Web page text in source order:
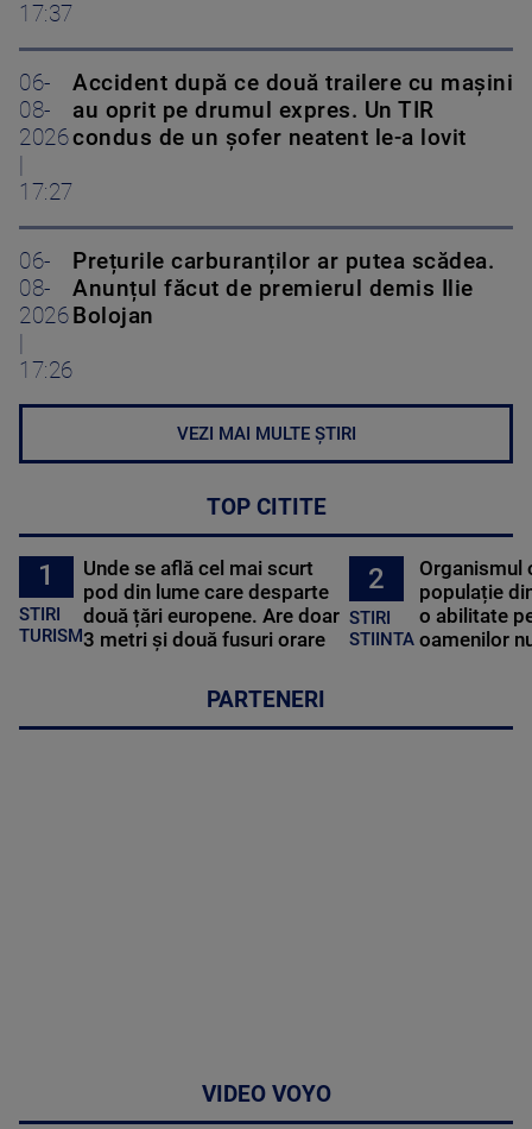
17:37
06-
08-
2026
17:27
Accident după ce două trailere cu mașini
au oprit pe drumul expres. Un TIR
condus de un șofer neatent le-a lovit
06-
08-
2026
17:26
Prețurile carburanților ar putea scădea.
Anunțul făcut de premierul demis Ilie
Bolojan
VEZI MAI MULTE ȘTIRI
TOP CITITE
1
STIRI
TURISM
Unde se află cel mai scurt
pod din lume care desparte
două țări europene. Are doar
3 metri și două fusuri orare
2
STIRI
STIINTA
Organismul
populație
o abilitate
oamenilor
PARTENERI
VIDEO VOYO